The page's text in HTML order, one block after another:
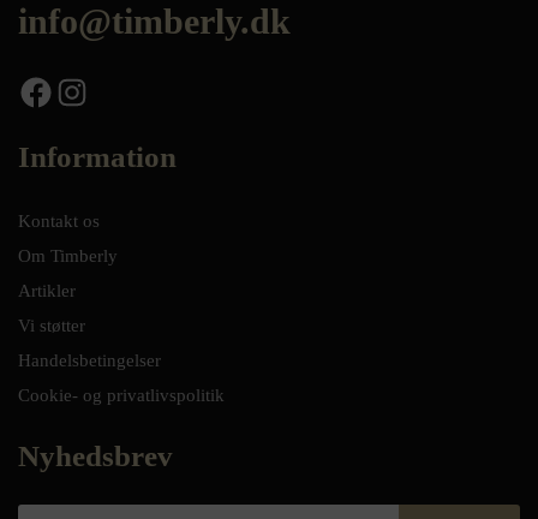
info@timberly.dk
Facebook Instagram
Information
Kontakt os
Om Timberly
Artikler
Vi støtter
Handelsbetingelser
Cookie- og privatlivspolitik
Nyhedsbrev